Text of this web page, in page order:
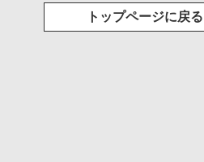
トップページに戻る